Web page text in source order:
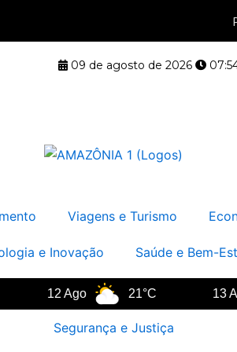
09 de agosto de 2026
Viagens e Turismo
e Inovação Saúde e Bem-
12 Ago 21°C 13 Ago
Segurança e Justiça